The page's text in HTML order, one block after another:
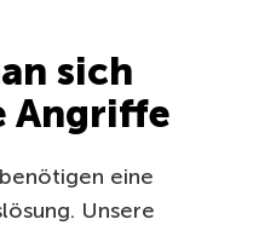
sich
Angriffe
eine
Unsere